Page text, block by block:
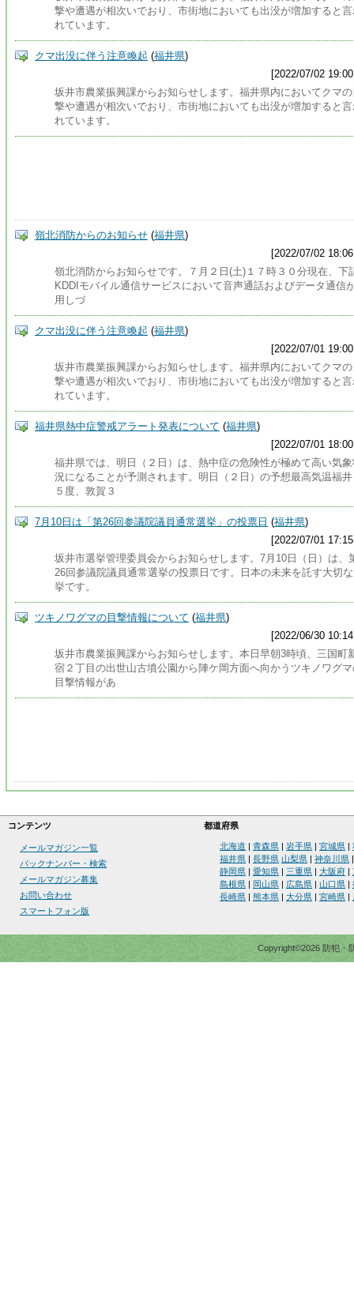
撃や遭遇が相次いでおり、市街地においても出没が増加すると
れています。
クマ出没に伴う注意喚起 (福井県)
[2022/07/02
坂井市農業振興課からお知らせします。福井県内においてクマ
撃や遭遇が相次いでおり、市街地においても出没が増加すると
れています。
嶺北消防からのお知らせ (福井県)
[2022/07/02
嶺北消防からお知らせです。７月２日(土)１７時３０分現在、下
KDDIモバイル通信サービスにおいて音声通話およびデータ通信
用しづ
クマ出没に伴う注意喚起 (福井県)
[2022/07/01
坂井市農業振興課からお知らせします。福井県内においてクマ
撃や遭遇が相次いでおり、市街地においても出没が増加すると
れています。
福井県熱中症警戒アラート発表について (福井県)
[2022/07/01
福井県では、明日（２日）は、熱中症の危険性が極めて高い気
況になることが予測されます。明日（２日）の予想最高気温福
５度、敦賀３
7月10日は「第26回参議院議員通常選挙」の投票日 (福井県)
[2022/07/01
坂井市選挙管理委員会からお知らせします。7月10日（日）は、
26回参議院議員通常選挙の投票日です。日本の未来を託す大切
挙です。
ツキノワグマの目撃情報について (福井県)
[2022/06/30
坂井市農業振興課からお知らせします。本日早朝3時頃、三国町
宿２丁目の出世山古墳公園から陣ケ岡方面へ向かうツキノワグ
目撃情報があ
コンテンツ 都道府県
メールマガジン一覧
バックナンバー・検索
メールマガジン募集
お問い合わせ
スマートフォン版
北海道 青森県 岩手県 宮城県
福井県
長野県 山梨県 神奈川県
静岡県
愛知県 三重県 大阪府
島根県
岡山県 広島県 山口県
長崎県
熊本県 大分県 宮崎県
Copyright©2026 防犯・